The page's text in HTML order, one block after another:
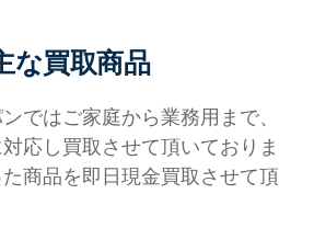
な買取商品
ではご家庭から業務用まで、
応し買取させて頂いておりま
商品を即日現金買取させて頂